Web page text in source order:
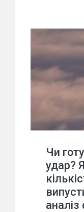
Чи
удар?
аналіз